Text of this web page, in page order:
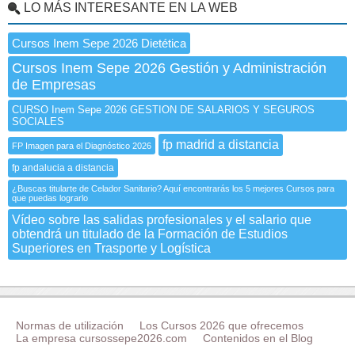
LO MÁS INTERESANTE EN LA WEB
Cursos Inem Sepe 2026 Dietética
Cursos Inem Sepe 2026 Gestión y Administración
de Empresas
CURSO Inem Sepe 2026 GESTION DE SALARIOS Y SEGUROS
SOCIALES
FP Imagen para el Diagnóstico 2026 fp madrid a distancia
fp andalucia a distancia
¿Buscas titularte de Celador Sanitario? Aquí encontrarás los 5 mejores Cursos para
que puedas lograrlo
Vídeo sobre las salidas profesionales y el salario que
obtendrá un titulado de la Formación de Estudios
Superiores en Trasporte y Logística
Normas de utilización
Los Cursos 2026 que ofrecemos
La empresa cursossepe2026.com
Contenidos en el Blog